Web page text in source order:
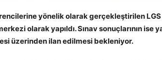
yönelik olarak gerçekleştirilen
olarak yapıldı. Sınav sonuçlarının ise
üzerinden ilan edilmesi bekleniyor.